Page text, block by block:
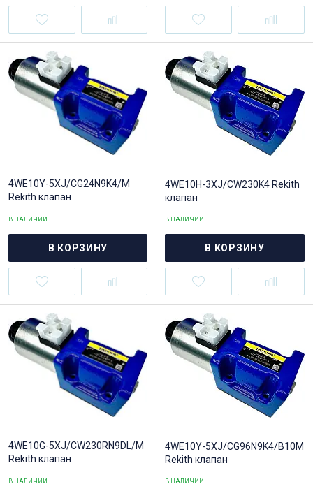
4WE10Y-5XJ/CG24N9K4/M
Rekith клапан
В НАЛИЧИИ
В КОРЗИНУ
4WE10H-3XJ/CW230K4 Rekith
клапан
В НАЛИЧИИ
В КОРЗИНУ
4WE10G-5XJ/CW230RN9DL/M
Rekith клапан
В НАЛИЧИИ
4WE10Y-5XJ/CG96N9K4/B10M
Rekith клапан
В НАЛИЧИИ